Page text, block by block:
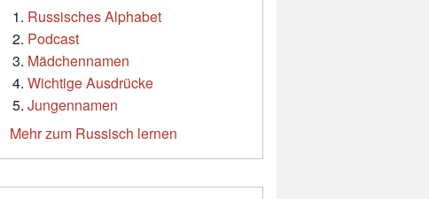
Russisches Alphabet
Podcast
Mädchennamen
Wichtige Ausdrücke
Jungennamen
Mehr zum Russisch lernen